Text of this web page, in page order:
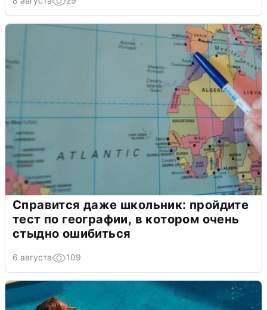
Справится даже школьник: пройдите
тест по географии, в котором очень
стыдно ошибиться
6 августа 109